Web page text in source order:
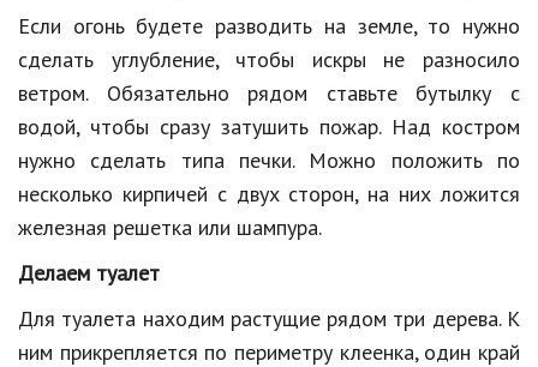
Наука и технологии
Если огонь будете разводить на земле, то нужно
сделать углубление, чтобы искры не разносило
ветром. Обязательно рядом ставьте бутылку с
водой, чтобы сразу затушить пожар. Над костром
нужно сделать типа печки. Можно положить по
несколько кирпичей с двух сторон, на них ложится
железная решетка или шампура.
Делаем туалет
Для туалета находим растущие рядом три дерева. К
ним прикрепляется по периметру клеенка, один край